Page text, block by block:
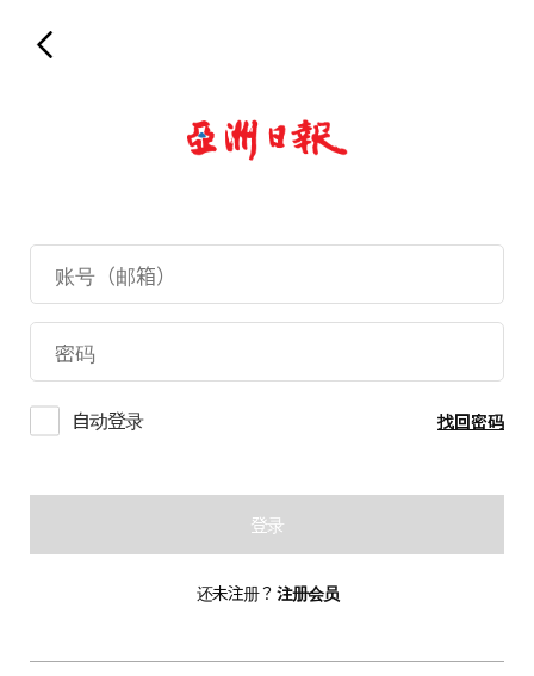
自动登录 找回密码
登录
还未注册？ 注册会员